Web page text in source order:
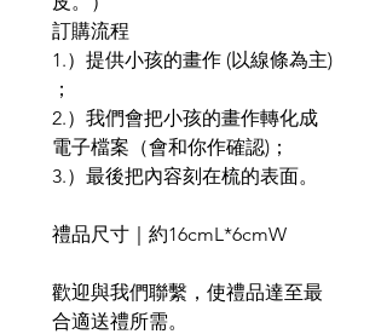
訂購流程
1.）提供小孩的畫作 (以線條為主)
；
2.）我們會把小孩的畫作轉化成
電子檔案（會和你作確認)；
3.）最後把內容刻在梳的表面。
禮品尺寸｜約16cmL*6cmW
歡迎與我們聯繫，使禮品達至最
合適送禮所需。